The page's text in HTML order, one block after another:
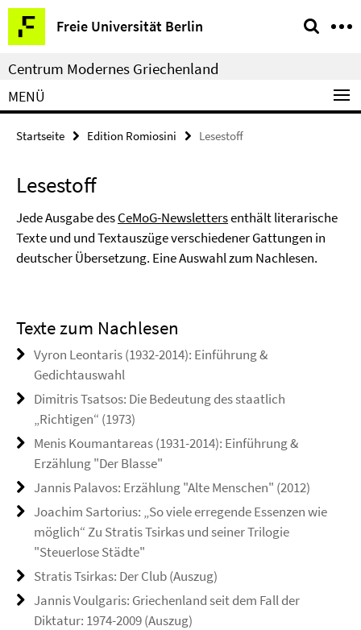
Springe
direkt
zu
Inhalt
Freie Universität Berlin
Service-
Navigation
Centrum Modernes Griechenland
MENÜ
Startseite Edition Romiosini Lesestoff
Lesestoff
Jede Ausgabe desCeMoG-Newslettersenthält literarische
Texte und und Textauszüge verschiedener Gattungen in
deutscher Übersetzung. Eine Auswahl zum Nachlesen.
Texte zum Nachlesen
Vyron Leontaris (1932-2014): Einführung &
Gedichtauswahl
Dimitris Tsatsos: Die Bedeutung des staatlich
„Richtigen“ (1973)
Menis Koumantareas (1931-2014): Einführung &
Erzählung "Der Blasse"
Jannis Palavos: Erzählung "Alte Menschen" (2012)
Joachim Sartorius: „So viele erregende Essenzen wie
möglich“ Zu Stratis Tsirkas und seiner Trilogie
"Steuerlose Städte"
Stratis Tsirkas: Der Club (Auszug)
Jannis Voulgaris: Griechenland seit dem Fall der
Diktatur: 1974-2009 (Auszug)